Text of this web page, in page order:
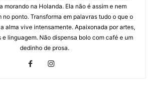
morando na Holanda. Ela não é assim e nem
no ponto. Transforma em palavras tudo o que o
alma vive intensamente. Apaixonada por artes,
linguagem. Não dispensa bolo com café e um
dedinho de prosa.